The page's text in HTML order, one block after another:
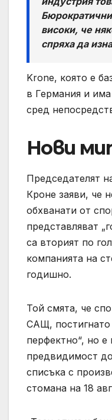
високи, че
спряха да
Krone, която е
в Германия и
сред
Нови
Председателят
Кроне заяви, че
обхванати от
представляват
са вторият по
компанията на
годишно.
Той смята, че
САЩ, постигнато
перфектно“, но е
предвидимост
списъка с
стомана на 18